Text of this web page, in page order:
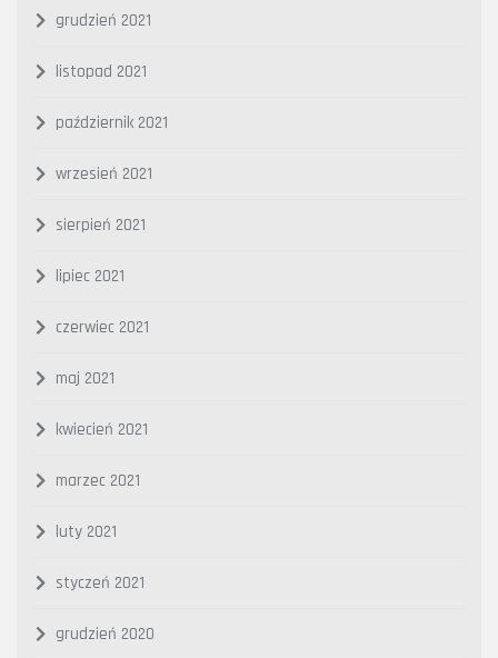
grudzień 2021
listopad 2021
październik 2021
wrzesień 2021
sierpień 2021
lipiec 2021
czerwiec 2021
maj 2021
kwiecień 2021
marzec 2021
luty 2021
styczeń 2021
grudzień 2020